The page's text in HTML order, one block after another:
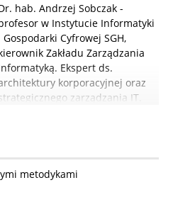
hab. Andrzej Sobczak -
w Instytucie Informatyki
Gospodarki Cyfrowej SGH,
Zakładu Zarządzania
Ekspert ds.
korporacyjnej oraz
zarządzania IT.
metodykami